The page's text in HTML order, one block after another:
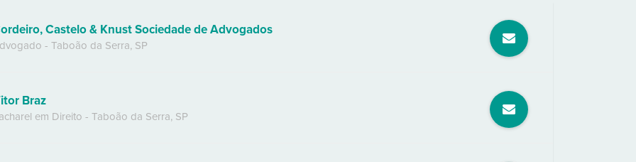
Castelo & Knust Sociedade de Advogados
- Taboão da Serra, SP
Braz
em Direito - Taboão da Serra, SP